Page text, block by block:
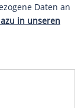
Daten an
in unseren